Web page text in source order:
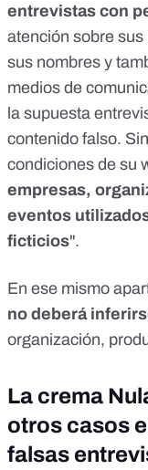
entrevistas con
atención sobre
sus nombres y
medios de
la supuesta
contenido falso.
condiciones de su
empresas,
eventos
ficticios".
En ese mismo
no deberá
organización,
La crema
otros casos
falsas